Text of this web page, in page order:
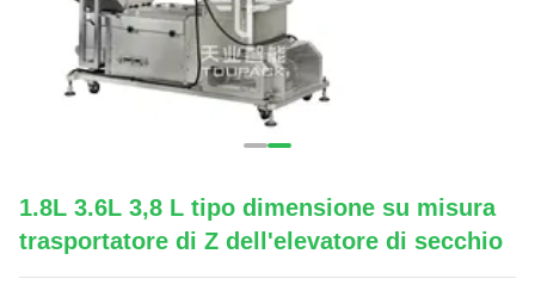
1.8L 3.6L 3,8 L tipo dimensione su misura
trasportatore di Z dell'elevatore di secchio